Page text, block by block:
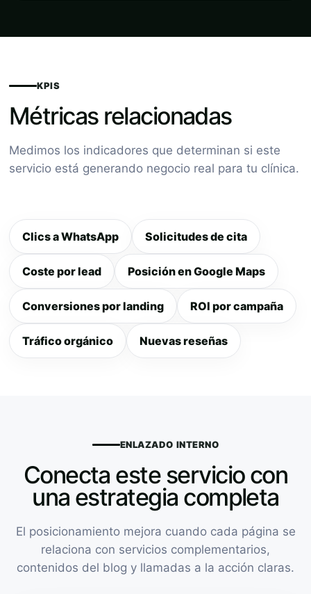
KPIS
Métricas relacionadas
Medimos los indicadores que determinan si este
servicio está generando negocio real para tu clínica.
Clics a WhatsApp Solicitudes de cita
Coste por lead Posición en Google Maps
Conversiones por landing ROI por campaña
Tráfico orgánico Nuevas reseñas
ENLAZADO INTERNO
Conecta este servicio con
una estrategia completa
El posicionamiento mejora cuando cada página se
relaciona con servicios complementarios,
contenidos del blog y llamadas a la acción claras.